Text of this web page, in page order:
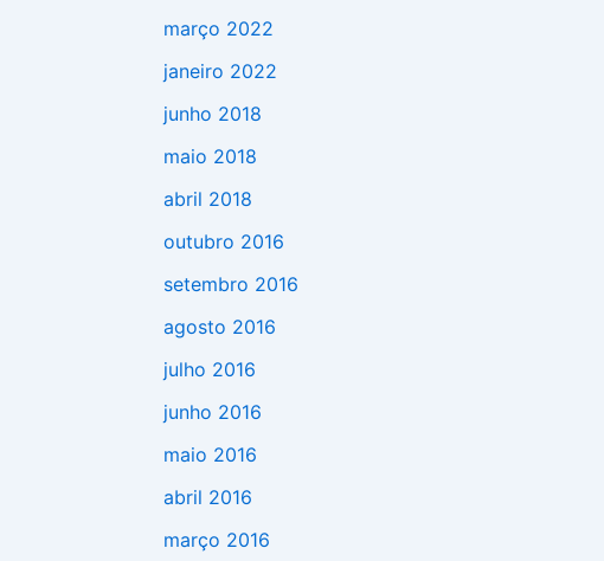
março 2022
janeiro 2022
junho 2018
maio 2018
abril 2018
outubro 2016
setembro 2016
agosto 2016
julho 2016
junho 2016
maio 2016
abril 2016
março 2016